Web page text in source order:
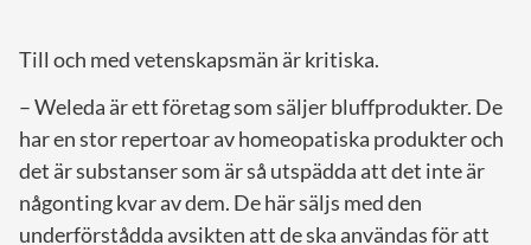
Till och med vetenskapsmän är kritiska.
– Weleda är ett företag som säljer bluffprodukter. De
har en stor repertoar av homeopatiska produkter och
det är substanser som är så utspädda att det inte är
någonting kvar av dem. De här säljs med den
underförstådda avsikten att de ska användas för att